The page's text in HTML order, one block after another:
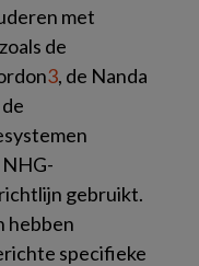
met
de
3, de Nanda
gebruikt.
hebben
specifieke